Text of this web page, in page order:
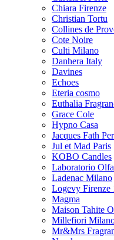
Chiara Firenze
Christian Tortu
Collines de
Cote Noire
Culti Milano
Danhera Italy
Davines
Echoes
Eteria cosmo
Euthalia
Grace Cole
Hypno Casa
Jacques Fath
Jul et Mad Paris
KOBO Candles
Laboratorio
Ladenac Milano
Logevy Firenze
Magma
Maison Tahite
Millefiori
Mr&Mrs